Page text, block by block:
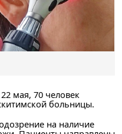
мая, 70 человек
больницы.
на наличие